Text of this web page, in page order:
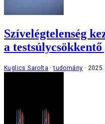
Szívelégtelenség
a
Kuglics Sarolta tudomány